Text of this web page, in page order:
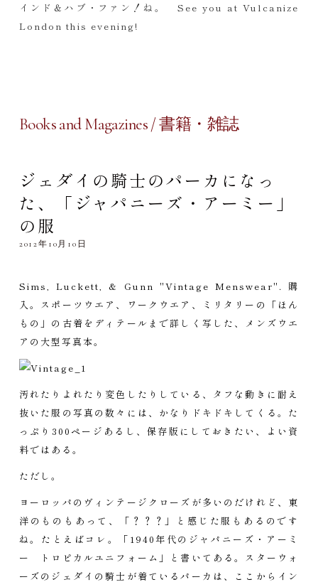
インド＆ハブ・ファン！ね。 See you at Vulcanize
London this evening!
Books and Magazines / 書籍・雑誌
ジェダイの騎士のパーカになっ
た、「ジャパニーズ・アーミー」
の服
2012年10月10日
Sims, Luckett, & Gunn "Vintage Menswear". 購
入。スポーツウエア、ワークウエア、ミリタリーの「ほん
もの」の古着をディテールまで詳しく写した、メンズウエ
アの大型写真本。
汚れたりよれたり変色したりしている、タフな動きに耐え
抜いた服の写真の数々には、かなりドキドキしてくる。た
っぷり300ページあるし、保存版にしておきたい、よい資
料ではある。
ただし。
ヨーロッパのヴィンテージクローズが多いのだけれど、東
洋のものもあって、「？？？」と感じた服もあるのです
ね。たとえばコレ。「1940年代のジャパニーズ・アーミ
ー トロピカルユニフォーム」と書いてある。スターウォ
ーズのジェダイの騎士が着ているパーカは、ここからイン